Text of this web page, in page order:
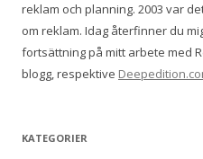
reklam och planning. 2003 var
om reklam. Idag återfinner du
fortsättning på mitt arbete med
blogg, respektive
KATEGORIER